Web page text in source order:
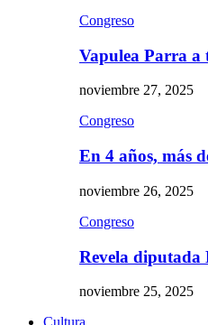
Congreso
Vapulea Parra
noviembre 27, 2025
Congreso
En 4 años, más
noviembre 26, 2025
Congreso
Revela diputada
noviembre 25, 2025